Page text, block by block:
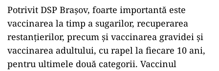
Potrivit DSP Brașov, foarte importantă este
vaccinarea la timp a sugarilor, recuperarea
restanțierilor, precum și vaccinarea gravidei și
vaccinarea adultului, cu rapel la fiecare 10 ani,
pentru ultimele două categorii. Vaccinul